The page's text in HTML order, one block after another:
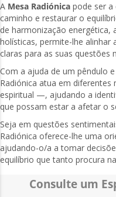
A Mesa Radiónica pode ser a
caminho e restaurar o
de harmonização energética,
holísticas, permite-lhe alinhar
claras para as suas questões
Com a ajuda de um pêndulo
Radiónica atua em
espiritual —, ajudando a
que possam estar a afetar o
Seja em questões
Radiónica oferece-lhe uma
ajudando-o/a a tomar
equilíbrio que tanto procura
Consulte um